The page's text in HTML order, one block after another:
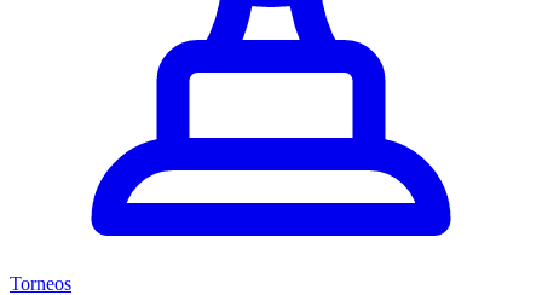
Torneos